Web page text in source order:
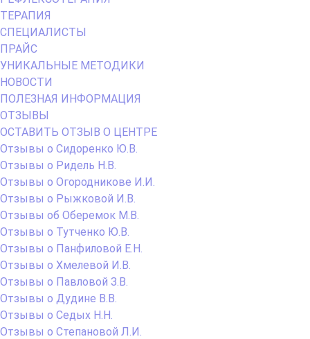
ТЕРАПИЯ
СПЕЦИАЛИСТЫ
ПРАЙС
УНИКАЛЬНЫЕ МЕТОДИКИ
НОВОСТИ
ПОЛЕЗНАЯ ИНФОРМАЦИЯ
ОТЗЫВЫ
ОСТАВИТЬ ОТЗЫВ О ЦЕНТРЕ
Отзывы о Сидоренко Ю.В.
Отзывы о Ридель Н.В.
Отзывы о Огородникове И.И.
Отзывы о Рыжковой И.В.
Отзывы об Оберемок М.В.
Отзывы о Тутченко Ю.В.
Отзывы о Панфиловой Е.Н.
Отзывы о Хмелевой И.В.
Отзывы о Павловой З.В.
Отзывы о Дудине В.В.
Отзывы о Седых Н.Н.
Отзывы о Степановой Л.И.